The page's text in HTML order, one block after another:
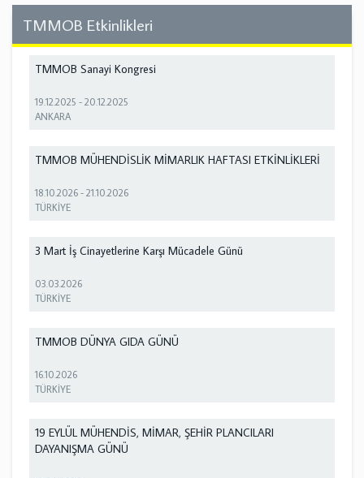
TMMOB Etkinlikleri
TMMOB Sanayi Kongresi
19.12.2025 -20.12.2025
ANKARA
TMMOB MÜHENDİSLİK MİMARLIK HAFTASI ETKİNLİKLERİ
18.10.2026 -21.10.2026
TÜRKİYE
3 Mart İş Cinayetlerine Karşı Mücadele Günü
03.03.2026
TÜRKİYE
TMMOB DÜNYA GIDA GÜNÜ
16.10.2026
TÜRKİYE
19 EYLÜL MÜHENDİS, MİMAR, ŞEHİR PLANCILARI
DAYANIŞMA GÜNÜ